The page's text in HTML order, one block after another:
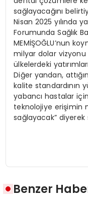
sağlayacağını
Nisan 2025 yılında
Forumunda Sağlık
MEMİŞOĞLU’nun
milyar dolar vizyonu
ülkelerdeki
Diğer yandan,
kalite standardının
yabancı hastalar
teknolojiye erişimin
sağlayacak” diyerek
Benzer